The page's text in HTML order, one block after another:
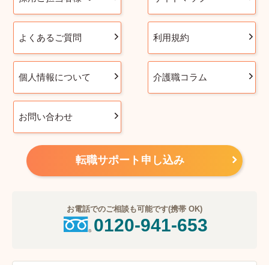
よくあるご質問 利用規約
個人情報について 介護職コラム
お問い合わせ
転職サポート申し込み
お電話でのご相談も可能です(携帯 OK)
0120-941-653